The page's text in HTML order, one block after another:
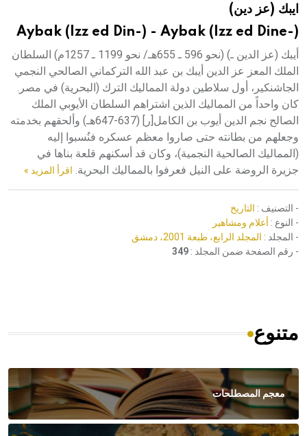
هيئة الموسوعة العربية تطلق موسوعات جديدة في عام 2026ايبك (عز دين)
Aybak (Izz ed Din-) - Aybak (Izz ed Dine-)
أيبك (عز الدين ـ) (نحو 596 ـ 655هـ/ نحو 1199 ـ 1257م) السلطان
الملك المعز عز الدين أيبك بن عبد الله التركماني الصالحي النجمي
الجاشنكير، أول سلاطين دولة المماليك الترك (البحرية) في مصر.
كان واحداً من المماليك الذين اشتراهم السلطان الأيوبي الملك
الصالح نجم الدين أيوب بن الكامل[ر] (637-647هـ) وألحقهم بخدمته
وجعلهم من بطانته حتى صاروا معظم عسكره فنُسبوا إليه
(المماليك الصالحية النجمية)، وكان قد أسكنهم قلعة بناها في
جزيرة الروضة على النيل فعرفوا بالمماليك البحرية. اقرأ المزيد »
- التصنيف : التاريخ
- النوع : أعلام ومشاهير
- المجلد : المجلد الرابع، طبعة 2001، دمشق
- رقم الصفحة ضمن المجلد : 349
متنوع
معجم المصطلحات